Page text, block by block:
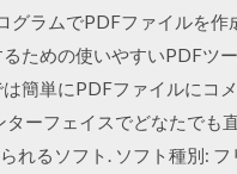
ラムでPDFファイルを
ための使いやすいPDFツ
簡単にPDFファイルにコ
ーフェイスでどなたで
るソフト. ソフト種別: